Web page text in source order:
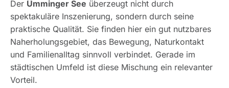
Der Ümminger See überzeugt nicht durch
spektakuläre Inszenierung, sondern durch seine
praktische Qualität. Sie finden hier ein gut nutzbares
Naherholungsgebiet, das Bewegung, Naturkontakt
und Familienalltag sinnvoll verbindet. Gerade im
städtischen Umfeld ist diese Mischung ein relevanter
Vorteil.